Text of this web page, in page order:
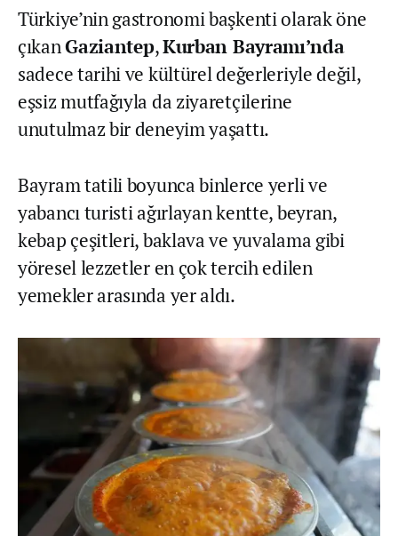
Türkiye’nin gastronomi başkenti olarak öne
çıkanGaziantep,Kurban Bayramı’nda
sadece tarihi ve kültürel değerleriyle değil,
eşsiz mutfağıyla da ziyaretçilerine
unutulmaz bir deneyim yaşattı.
Bayram tatili boyunca binlerce yerli ve
yabancı turisti ağırlayan kentte, beyran,
kebap çeşitleri, baklava ve yuvalama gibi
yöresel lezzetler en çok tercih edilen
yemekler arasında yer aldı.